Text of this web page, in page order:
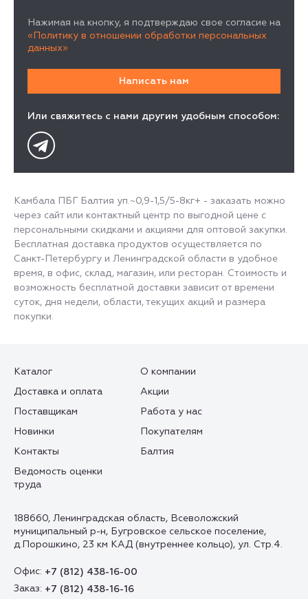
Нажимая на кнопку, я подтверждаю свое согласие на
«Политику в отношении обработки персональных
данных»
Или свяжитесь с нами другим удобным способом:
Камбала ПБГ Балтия уп.~0,9-1,5/5-8кг+ - заказать можно
через сайт или контактный центр по выгодной цене с
персональными скидками и акциями для оптовой закупки.
Бесплатная доставка продуктов осуществляется по
Санкт-Петербургу и Ленинградской области в удобное
время, в офис, склад, магазин, или ресторан. Стоимость и
возможность бесплатной доставки зависит от времени
суток, дня недели, области, текущих акций и размера
покупки.
188660, Ленинградская область, Всеволожский
муниципальный р-н, Бугровское сельское поселение,
д.Порошкино, 23 км КАД (внутреннее кольцо), ул. Стр.4.
Офис: +7 (812) 438-16-00
Заказ: +7 (812) 438-16-16
Каталог
О компании
Доставка и оплата
Акции
Поставщикам
Работа у нас
Новинки
Покупателям
Контакты
Балтия
Ведомость оценки
труда